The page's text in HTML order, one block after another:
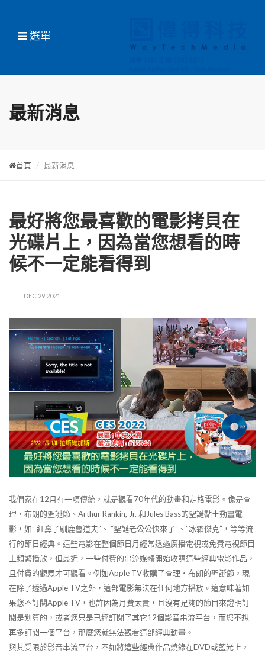
選單
最新消息
首頁 最新消息
最好將您最喜歡的電影拷貝在
光碟片上，因為當您想看的時
候不一定能看得到
DEC 29,2021
我們家在12月有一項傳統，就是觀看70年代的動畫和定格電影。像是查
理‧布朗的聖誕節、Arthur Rankin, Jr. 和Jules Bass的聖誕黏土動畫電
影，如” 紅鼻子馴鹿魯道夫”、 “聖誕老公公快來了”、”冰霜傑克”，等等流
行的節日經典。這些電影在整個節日月經常透過廣播電視或免費電視節目
上頻繁播放，但最近，一些付費的串流媒體開始收購這些經典電影作品，
且付費的觀眾才可觀看。例如Apple TV收購了查理‧布朗的聖誕節，現
在除了透過Apple TV之外，這部電影無法在任何地方播放。這意味著如
果您不訂閱Apple TV，也許因為月費太貴，且沒有足夠的節目來證明訂
閱是划算的，或者您只是已經訂閱了其它12個影音串流平台，而您不想
再多訂閱一個平台，那麼您就無法觀看這部經典動畫。
與其受限於影音串流平台，不如將這些經典作品燒錄在DVD或藍光上，